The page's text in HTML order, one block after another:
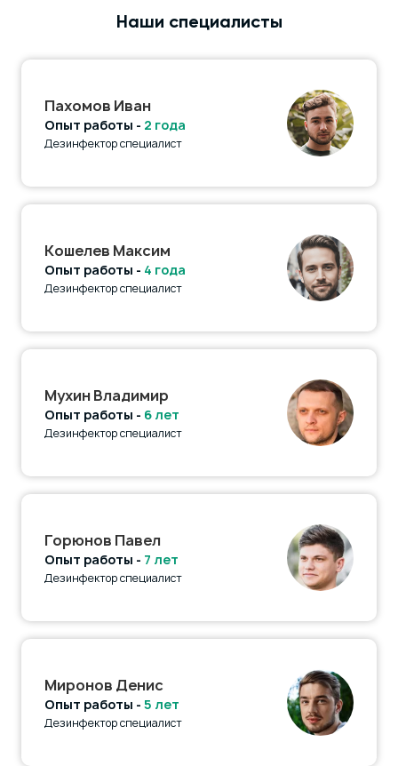
Наши специалисты
Пахомов Иван
Опыт работы - 2 года
Дезинфектор специалист
Кошелев Максим
Опыт работы - 4 года
Дезинфектор специалист
Мухин Владимир
Опыт работы - 6 лет
Дезинфектор специалист
Горюнов Павел
Опыт работы - 7 лет
Дезинфектор специалист
Миронов Денис
Опыт работы - 5 лет
Дезинфектор специалист